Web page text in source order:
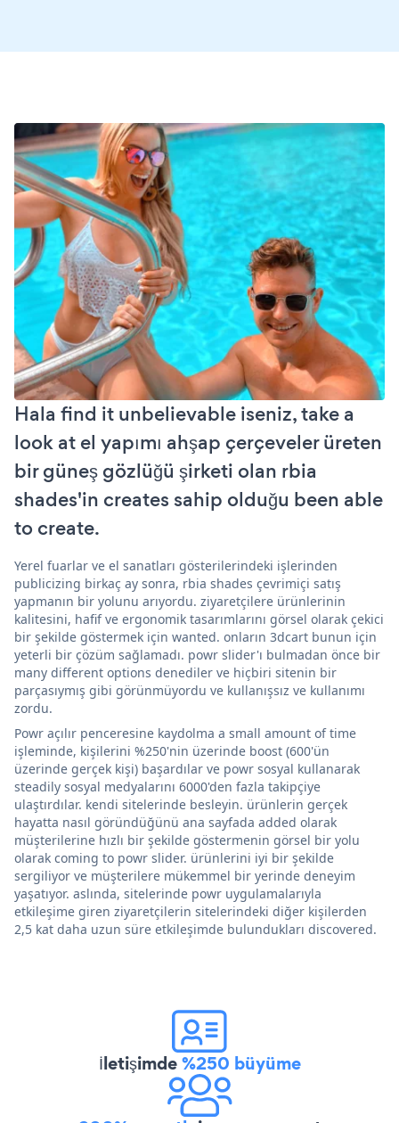
Hala find it unbelievable iseniz, take a
look at el yapımı ahşap çerçeveler üreten
bir güneş gözlüğü şirketi olan rbia
shades'in creates sahip olduğu been able
to create.
Yerel fuarlar ve el sanatları gösterilerindeki işlerinden
publicizing birkaç ay sonra, rbia shades çevrimiçi satış
yapmanın bir yolunu arıyordu. ziyaretçilere ürünlerinin
kalitesini, hafif ve ergonomik tasarımlarını görsel olarak çekici
bir şekilde göstermek için wanted. onların 3dcart bunun için
yeterli bir çözüm sağlamadı. powr slider'ı bulmadan önce bir
many different options denediler ve hiçbiri sitenin bir
parçasıymış gibi görünmüyordu ve kullanışsız ve kullanımı
zordu.
Powr açılır penceresine kaydolma a small amount of time
işleminde, kişilerini %250'nin üzerinde boost (600'ün
üzerinde gerçek kişi) başardılar ve powr sosyal kullanarak
steadily sosyal medyalarını 6000'den fazla takipçiye
ulaştırdılar. kendi sitelerinde besleyin. ürünlerin gerçek
hayatta nasıl göründüğünü ana sayfada added olarak
müşterilerine hızlı bir şekilde göstermenin görsel bir yolu
olarak coming to powr slider. ürünlerini iyi bir şekilde
sergiliyor ve müşterilere mükemmel bir yerinde deneyim
yaşatıyor. aslında, sitelerinde powr uygulamalarıyla
etkileşime giren ziyaretçilerin sitelerindeki diğer kişilerden
2,5 kat daha uzun süre etkileşimde bulundukları discovered.
İletişimde%250 büyüme